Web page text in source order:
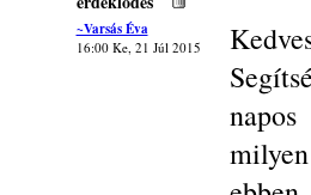
~Varsás Éva
16:00 Ke, 21 Júl 2015